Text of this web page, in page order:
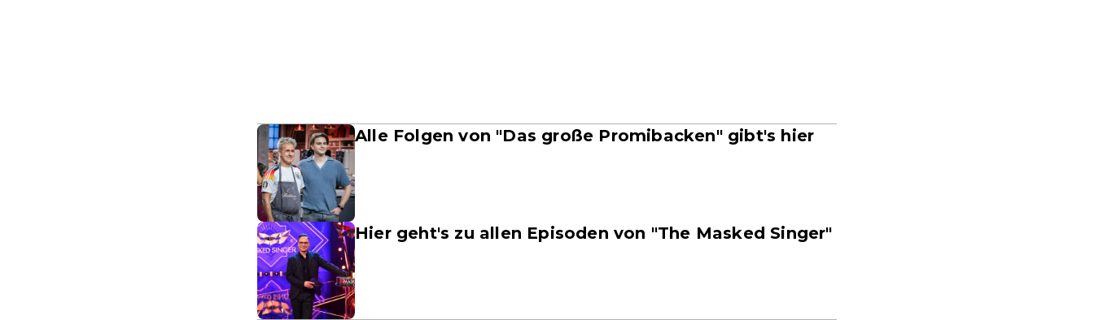
Alle Folgen von "Das große Promibacken" gibt's hier
Hier geht's zu allen Episoden von "The Masked Singer"